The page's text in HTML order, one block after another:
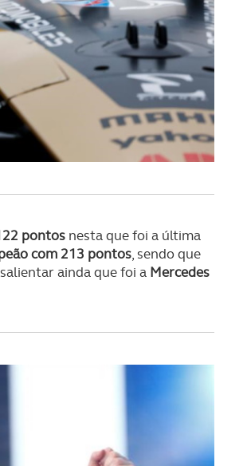
pontos nesta que foi a última
com 213 pontos, sendo que
ainda que foi a Mercedes